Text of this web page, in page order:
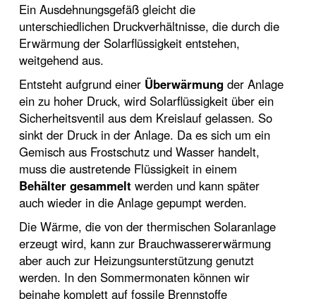
Ein Ausdehnungsgefäß gleicht die
unterschiedlichen Druckverhältnisse, die durch die
Erwärmung der Solarflüssigkeit entstehen,
weitgehend aus.
Entsteht aufgrund einer Überwärmung der Anlage
ein zu hoher Druck, wird Solarflüssigkeit über ein
Sicherheitsventil aus dem Kreislauf gelassen. So
sinkt der Druck in der Anlage. Da es sich um ein
Gemisch aus Frostschutz und Wasser handelt,
muss die austretende Flüssigkeit in einem
Behälter gesammelt werden und kann später
auch wieder in die Anlage gepumpt werden.
Die Wärme, die von der thermischen Solaranlage
erzeugt wird, kann zur Brauchwassererwärmung
aber auch zur Heizungsunterstützung genutzt
werden. In den Sommermonaten können wir
beinahe komplett auf fossile Brennstoffe